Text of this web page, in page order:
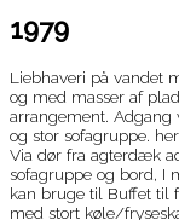
1979
Liebhaveri på vandet
og med masser af
arrangement.
og stor sofagruppe.
Via dør fra agterdæk
sofagruppe og bord, I
kan bruge til Buffet til
med stort køle/